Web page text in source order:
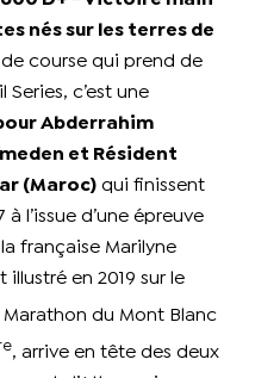
nés sur les terres de
course qui prend de
Series, c’est une
Abderrahim
et Résident
(Maroc) qui finissent
l’issue d’une épreuve
française Marilyne
illustré en 2019 sur le
Marathon du Mont Blanc
, arrive en tête des deux